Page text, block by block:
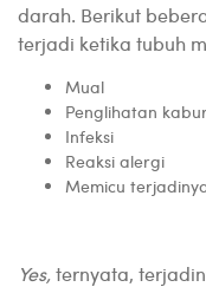
darah. Berikut
terjadi ketika tubuh
Mual
Penglihatan
Infeksi
Reaksi alergi
Memicu
Yes,ternyata,